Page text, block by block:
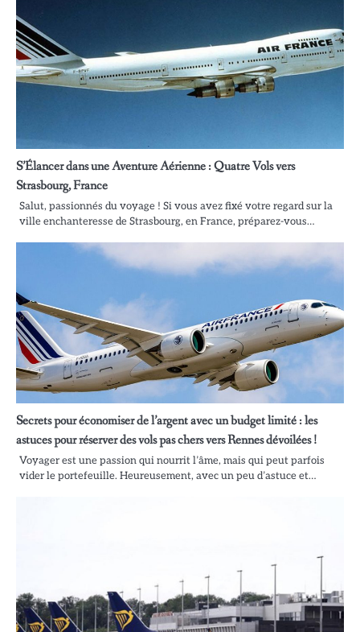
S’Élancer dans une Aventure Aérienne : Quatre Vols vers
Strasbourg, France
Salut, passionnés du voyage ! Si vous avez fixé votre regard sur la
ville enchanteresse de Strasbourg, en France, préparez-vous…
Secrets pour économiser de l’argent avec un budget limité : les
astuces pour réserver des vols pas chers vers Rennes dévoilées !
Voyager est une passion qui nourrit l’âme, mais qui peut parfois
vider le portefeuille. Heureusement, avec un peu d’astuce et…